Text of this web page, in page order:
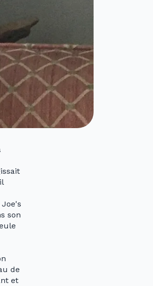
son
de
et